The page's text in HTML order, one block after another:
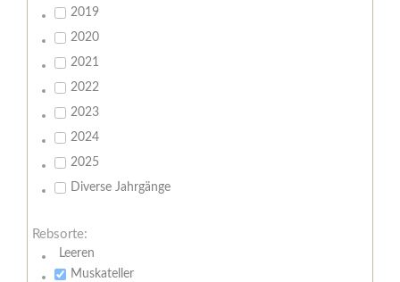
2019
2020
2021
2022
2023
2024
2025
Diverse Jahrgänge
Rebsorte:
Leeren
Muskateller